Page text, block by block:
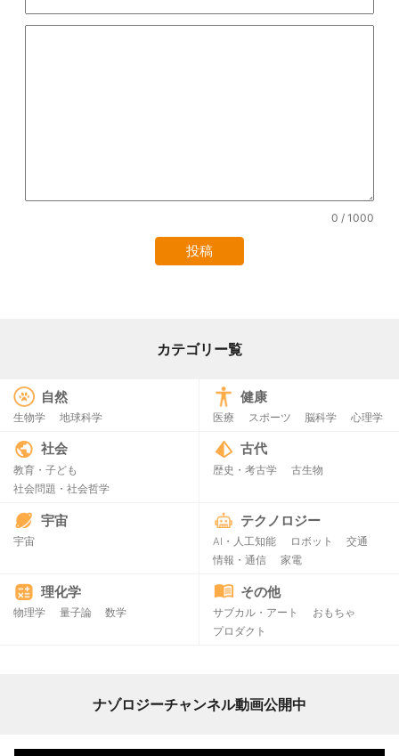
0 / 1000
カテゴリー覧
自然
生物学 地球科学
健康
医療 スポーツ 脳科学 心理学
社会
教育・子ども
社会問題・社会哲学
古代
歴史・考古学 古生物
宇宙
宇宙
テクノロジー
AI・人工知能 ロボット
交通
情報・通信
家電
理化学
物理学 量子論 数学
その他
サブカル・アート
おもちゃ
プロダクト
ナゾロジーチャンネル動画公開中